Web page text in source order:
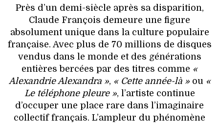
Près d’un demi-siècle après sa disparition,
Claude François demeure une figure
absolument unique dans la culture populaire
française. Avec plus de 70 millions de disques
vendus dans le monde et des générations
entières bercées par des titres comme «
Alexandrie Alexandra », « Cette année-là »ou «
Le téléphone pleure », l’artiste continue
d’occuper une place rare dans l’imaginaire
collectif français. L’ampleur du phénomène